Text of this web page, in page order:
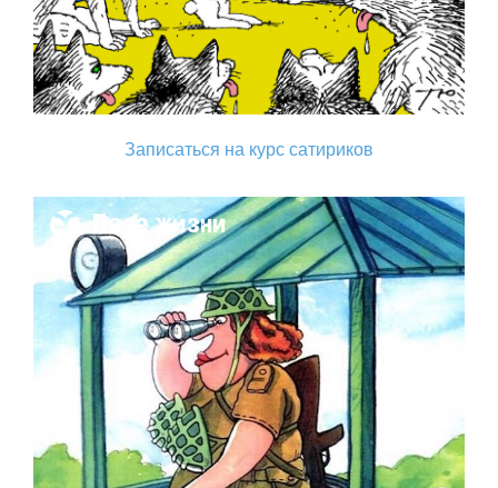
Записаться на курс сатириков
Поза жизни